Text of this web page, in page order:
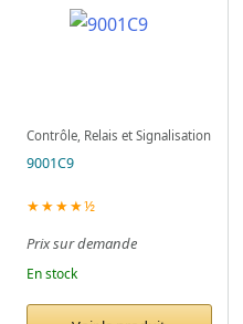
Contrôle, Relais et Signalisation
9001C9
★★★★½
Prix sur demande
En stock